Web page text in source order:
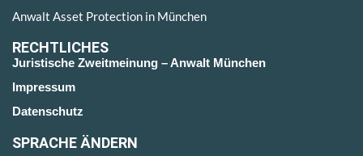
Anwalt Asset Protection in München
RECHTLICHES
Juristische Zweitmeinung – Anwalt München
Impressum
Datenschutz
SPRACHE ÄNDERN